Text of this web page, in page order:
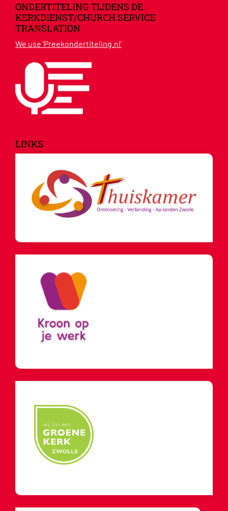
ONDERTITELING TIJDENS DE
KERKDIENST/CHURCH SERVICE
TRANSLATION
We use ‘Preekondertiteling.nl’
LINKS